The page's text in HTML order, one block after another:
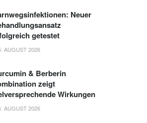
Neuer
getestet
AUGUST 2026
& Berberin
zeigt
Wirkungen
AUGUST 2026